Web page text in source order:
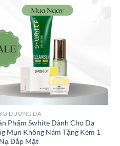
DƯỠNG DA
Phẩm Swhite Dành Cho Da
Mụn Không Nám Tặng Kèm 1
Đắp Mặt